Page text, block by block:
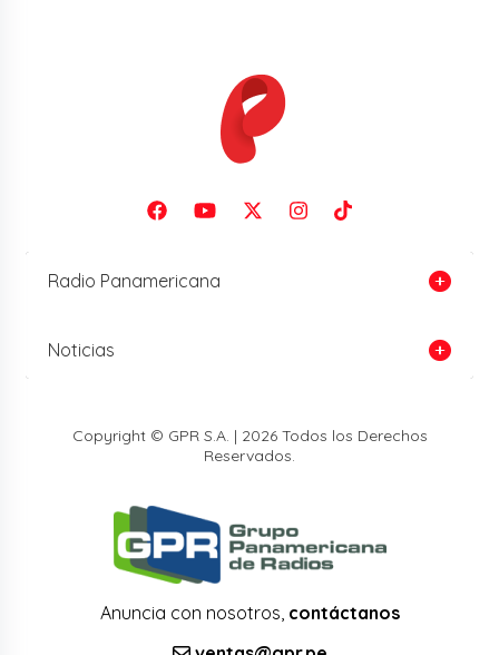
Radio Panamericana
Noticias
Copyright © GPR S.A. | 2026 Todos los Derechos
Reservados.
Anuncia con nosotros, contáctanos